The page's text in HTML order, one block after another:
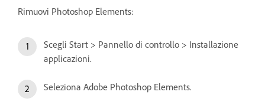
Rimuovi Photoshop Elements:
Scegli Start > Pannello di controllo > Installazione
applicazioni.
Seleziona Adobe Photoshop Elements.